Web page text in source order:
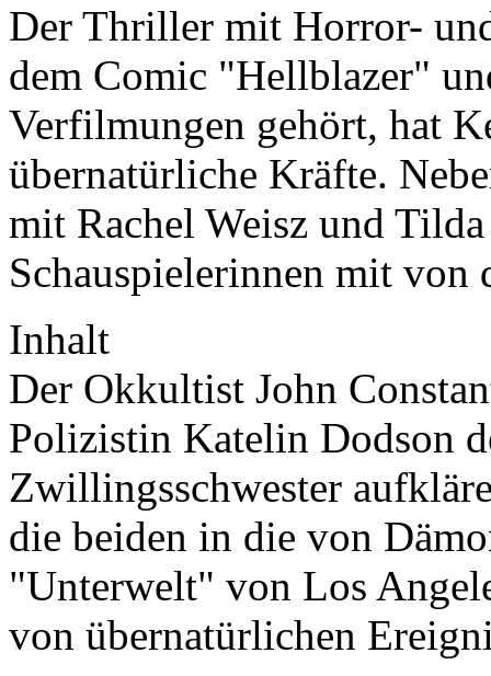
Der Thriller mit Horror-
dem Comic "Hellblazer"
Verfilmungen gehört, hat
übernatürliche Kräfte.
mit Rachel Weisz und
Schauspielerinnen mit von
Inhalt
Der Okkultist John
Polizistin Katelin Dodson
Zwillingsschwester
die beiden in die von
"Unterwelt" von Los
von übernatürlichen